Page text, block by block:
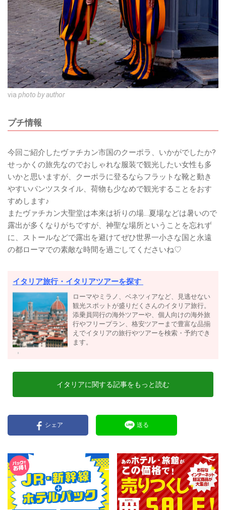
via photo by author
プチ情報
今回ご紹介したヴァチカン市国のクーポラ、いかがでしたか?
せっかくの旅先なのでおしゃれな服装で観光したい女性も多
いかと思いますが、クーポラに登るならフラットな靴と動き
やすいパンツスタイル、荷物も少なめで観光することをおす
すめします♪
またヴァチカン大聖堂は本来は祈りの場…夏場などは暑いので
露出が多くなりがちですが、神聖な場所ということを忘れず
に、ストールなどで露出を避けてぜひ世界一小さな国と永遠
の都ローマでの素敵な時間を過ごしてくださいね♡
イタリア旅行・イタリアツアーを探す
ローマやミラノ、ベネツィアなど、見逃せない
観光スポットが盛りだくさんのイタリア旅行。
添乗員同行の海外ツアーや、個人向けの海外旅
行やフリープラン、格安ツアーまで豊富な品揃
えでイタリアの旅行やツアーを検索・予約でき
ます。
イタリアに関する記事をもっと読む
シェア 送る